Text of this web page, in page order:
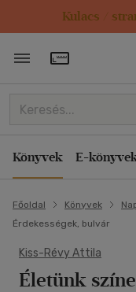
Kulacs /
Könyvek E-
Főoldal Könyvek
Érdekességek, bulvár
Kiss-Révy Attila
Életünk